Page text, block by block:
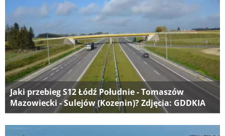
Jaki przebieg S12 Łódź Południe - Tomaszów
Mazowiecki - Sulejów (Kozenin)? Zdjęcia: GDDKIA